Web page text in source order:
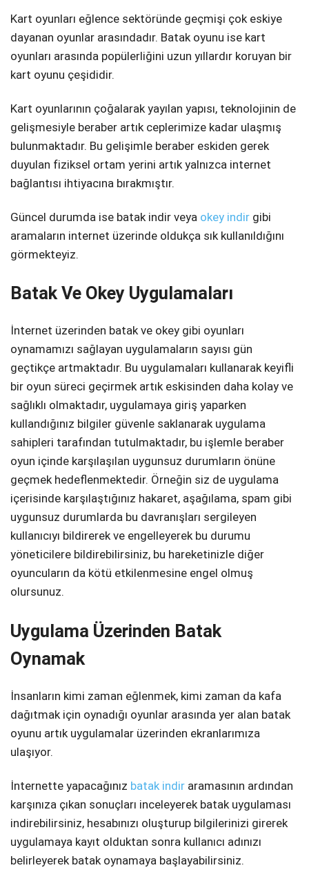
Telegram
Kart oyunları eğlence sektöründe geçmişi çok eskiye
dayanan oyunlar arasındadır. Batak oyunu ise kart
oyunları arasında popülerliğini uzun yıllardır koruyan bir
kart oyunu çeşididir.
Kart oyunlarının çoğalarak yayılan yapısı, teknolojinin de
gelişmesiyle beraber artık ceplerimize kadar ulaşmış
bulunmaktadır. Bu gelişimle beraber eskiden gerek
duyulan fiziksel ortam yerini artık yalnızca internet
bağlantısı ihtiyacına bırakmıştır.
Güncel durumda ise batak indir veya okey indir gibi
aramaların internet üzerinde oldukça sık kullanıldığını
görmekteyiz.
Batak Ve Okey Uygulamaları
İnternet üzerinden batak ve okey gibi oyunları
oynamamızı sağlayan uygulamaların sayısı gün
geçtikçe artmaktadır. Bu uygulamaları kullanarak keyifli
bir oyun süreci geçirmek artık eskisinden daha kolay ve
sağlıklı olmaktadır, uygulamaya giriş yaparken
kullandığınız bilgiler güvenle saklanarak uygulama
sahipleri tarafından tutulmaktadır, bu işlemle beraber
oyun içinde karşılaşılan uygunsuz durumların önüne
geçmek hedeflenmektedir. Örneğin siz de uygulama
içerisinde karşılaştığınız hakaret, aşağılama, spam gibi
uygunsuz durumlarda bu davranışları sergileyen
kullanıcıyı bildirerek ve engelleyerek bu durumu
yöneticilere bildirebilirsiniz, bu hareketinizle diğer
oyuncuların da kötü etkilenmesine engel olmuş
olursunuz.
Uygulama Üzerinden Batak
Oynamak
İnsanların kimi zaman eğlenmek, kimi zaman da kafa
dağıtmak için oynadığı oyunlar arasında yer alan batak
oyunu artık uygulamalar üzerinden ekranlarımıza
ulaşıyor.
İnternette yapacağınız batak indir aramasının ardından
karşınıza çıkan sonuçları inceleyerek batak uygulaması
indirebilirsiniz, hesabınızı oluşturup bilgilerinizi girerek
uygulamaya kayıt olduktan sonra kullanıcı adınızı
belirleyerek batak oynamaya başlayabilirsiniz.